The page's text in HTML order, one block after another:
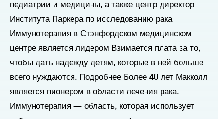
педиатрии и медицины, а также центр директор
Института Паркера по исследованию рака
Иммунотерапия в Стэнфордском медицинском
центре является лидером Взимается плата за то,
чтобы дать надежду детям, которые в ней больше
всего нуждаются. Подробнее Более 40 лет Макколл
является пионером в области лечения рака.
Иммунотерапия — область, которая использует